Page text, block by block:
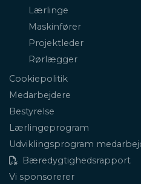
Lærlinge
Maskinfører
Projektleder
Rørlægger
Cookiepolitik
Medarbejdere
Bestyrelse
Lærlingeprogram
Udviklingsprogram
Bæredygtighedsrapport
Vi sponsorerer